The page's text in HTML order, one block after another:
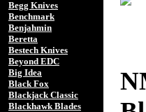
Begg Knives
Benchmark
Benjahmin
Beretta
Bestech Knives
Beyond EDC
Big Idea
Black Fox
Blackjack Classic
Blackhawk Blades